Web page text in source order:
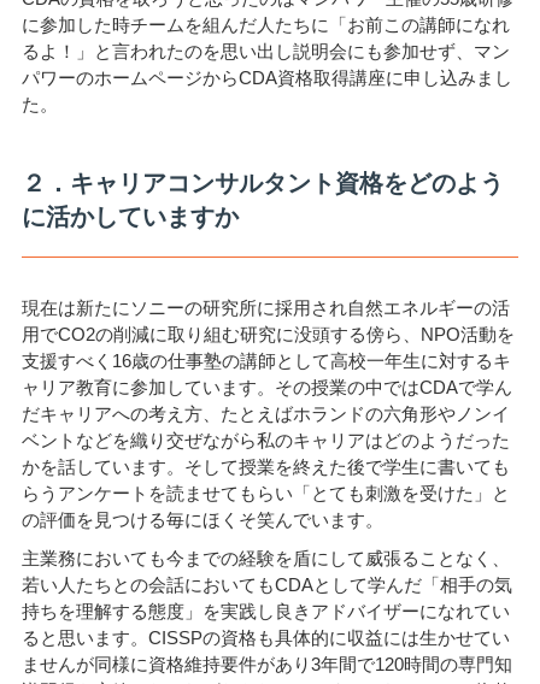
に参加した時チームを組んだ人たちに「お前この講師になれ
るよ！」と言われたのを思い出し説明会にも参加せず、マン
パワーのホームページからCDA資格取得講座に申し込みまし
た。
２．キャリアコンサルタント資格をどのよう
に活かしていますか
現在は新たにソニーの研究所に採用され自然エネルギーの活
用でCO2の削減に取り組む研究に没頭する傍ら、NPO活動を
支援すべく16歳の仕事塾の講師として高校一年生に対するキ
ャリア教育に参加しています。その授業の中ではCDAで学ん
だキャリアへの考え方、たとえばホランドの六角形やノンイ
ベントなどを織り交ぜながら私のキャリアはどのようだった
かを話しています。そして授業を終えた後で学生に書いても
らうアンケートを読ませてもらい「とても刺激を受けた」と
の評価を見つける毎にほくそ笑んでいます。
主業務においても今までの経験を盾にして威張ることなく、
若い人たちとの会話においてもCDAとして学んだ「相手の気
持ちを理解する態度」を実践し良きアドバイザーになれてい
ると思います。CISSPの資格も具体的に収益には生かせてい
ませんが同様に資格維持要件があり3年間で120時間の専門知